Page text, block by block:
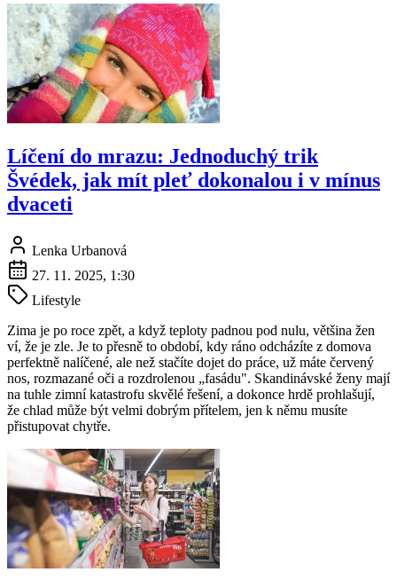
Líčení do mrazu: Jednoduchý trik
Švédek, jak mít pleť dokonalou i v mínus
dvaceti
Lenka Urbanová
27. 11. 2025, 1:30
Lifestyle
Zima je po roce zpět, a když teploty padnou pod nulu, většina žen
ví, že je zle. Je to přesně to období, kdy ráno odcházíte z domova
perfektně nalíčené, ale než stačíte dojet do práce, už máte červený
nos, rozmazané oči a rozdrolenou „fasádu". Skandinávské ženy mají
na tuhle zimní katastrofu skvělé řešení, a dokonce hrdě prohlašují,
že chlad může být velmi dobrým přítelem, jen k němu musíte
přistupovat chytře.